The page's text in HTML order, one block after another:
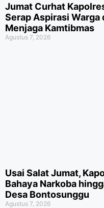
Jumat Curhat
Serap Aspirasi Warga
Menjaga Kamtibmas
Agustus 7, 2026
Usai Salat Jumat,
Bahaya Narkoba
Desa Bontosunggu
Agustus 7, 2026